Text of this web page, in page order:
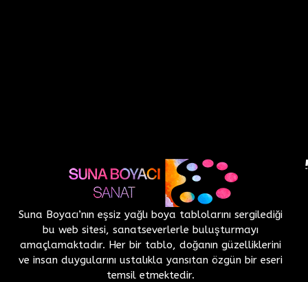
Suna Boyacı’nın eşsiz yağlı boya tablolarını sergilediği
bu web sitesi, sanatseverlerle buluşturmayı
amaçlamaktadır. Her bir tablo, doğanın güzelliklerini
ve insan duygularını ustalıkla yansıtan özgün bir eseri
temsil etmektedir.